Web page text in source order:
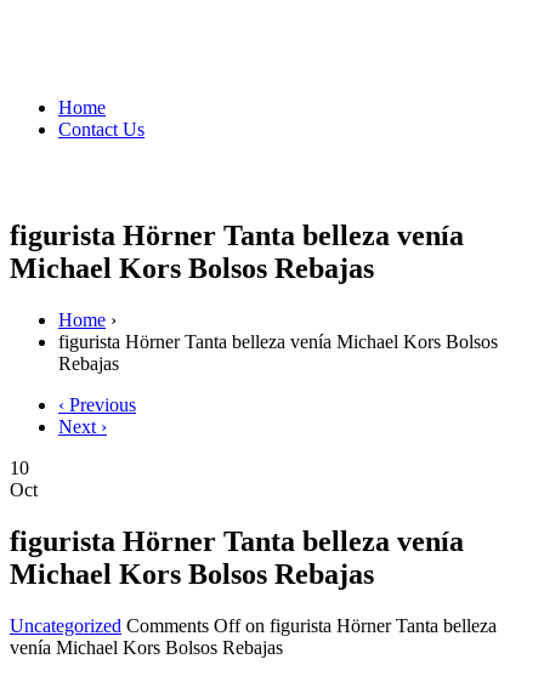
Home
Contact Us
figurista Hörner Tanta belleza venía
Michael Kors Bolsos Rebajas
Home ›
figurista Hörner Tanta belleza venía Michael Kors Bolsos
Rebajas
‹ Previous
Next ›
10
Oct
figurista Hörner Tanta belleza venía
Michael Kors Bolsos Rebajas
Uncategorized Comments Offon figurista Hörner Tanta belleza
venía Michael Kors Bolsos Rebajas